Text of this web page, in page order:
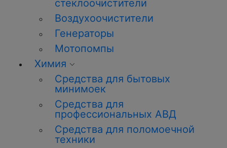
стеклоочистители
Воздухоочистители
Генераторы
Мотопомпы
Химия
Средства для бытовых
минимоек
Средства для
профессиональных АВД
Средства для поломоечной
техники